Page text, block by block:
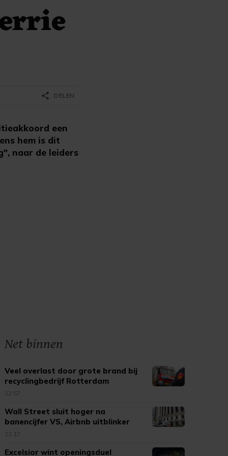
een
hem is dit
naar de leiders
share DELEN
Net binnen
Veel overlast door grote brand bij
recyclingbedrijf Rotterdam
22:57
Wall Street sluit hoger na
banencijfer VS, Airbnb uitblinker
22:17
Excelsior wint openingsduel